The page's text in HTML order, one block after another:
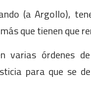
(a Argollo),
que tienen que
varias órdenes
para que se